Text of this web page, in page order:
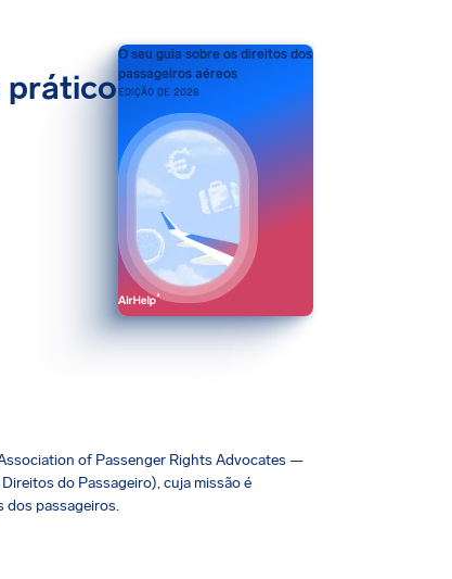
prático
O seu guia sobre os direitos dos
passageiros aéreos
EDIÇÃO DE 2026
of Passenger Rights Advocates —
do Passageiro), cuja missão é
dos passageiros.